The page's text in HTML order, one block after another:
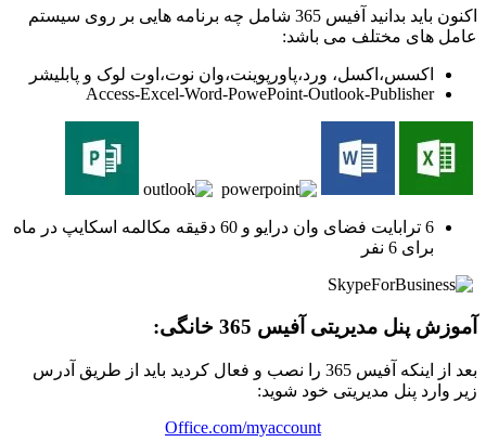
اکنون باید بدانید آفیس 365 شامل چه برنامه هایی بر روی سیستم
عامل های مختلف می باشد:
اکسس،اکسل، ورد،پاورپوینت،وان نوت،اوت لوک و پابلیشر
Access-Excel-Word-PowePoint-Outlook-Publisher
6 ترابایت فضای وان درایو و 60 دقیقه مکالمه اسکایپ در ماه
برای 6 نفر
آموزش پنل مدیریتی آفیس 365 خانگی:
بعد از اینکه آفیس 365 را نصب و فعال کردید باید از طریق آدرس
زیر وارد پنل مدیریتی خود شوید:
Office.com/myaccount